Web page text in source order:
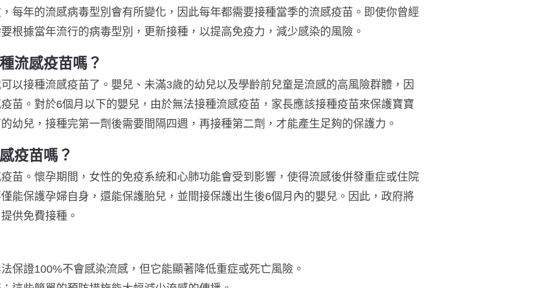
每年的流感病毒型別會有所變化，因此每年都需要接種當季的流感疫苗。即使你曾經
根據當年流行的病毒型別，更新接種，以提高免疫力，減少感染的風險。
流感疫苗嗎？
以接種流感疫苗了。嬰兒、未滿3歲的幼兒以及學齡前兒童是流感的高風險群體，因
苗。對於6個月以下的嬰兒，由於無法接種流感疫苗，家長應該接種疫苗來保護寶寶
幼兒，接種完第一劑後需要間隔四週，再接種第二劑，才能產生足夠的保護力。
疫苗嗎？
苗。懷孕期間，女性的免疫系統和心肺功能會受到影響，使得流感後併發重症或住院
能保護孕婦自身，還能保護胎兒，並間接保護出生後6個月內的嬰兒。因此，政府將
供免費接種。
保證100%不會感染流感，但它能顯著降低重症或死亡風險。